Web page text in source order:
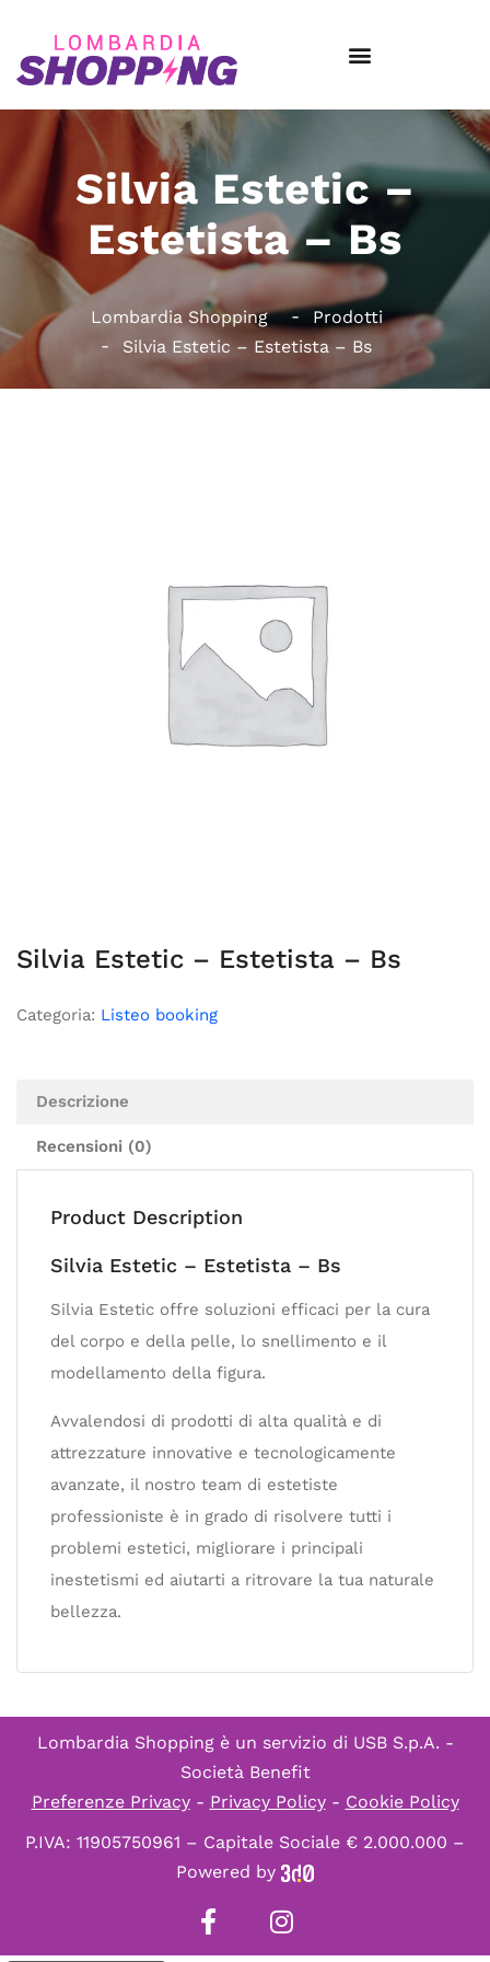
Silvia Estetic –
Estetista – Bs
Lombardia Shopping
Prodotti
Silvia Estetic – Estetista – Bs
Silvia Estetic – Estetista – Bs
Categoria: Listeo booking
Descrizione
Recensioni (0)
Product Description
Silvia Estetic – Estetista – Bs
Silvia Estetic offre soluzioni efficaci per la cura
del corpo e della pelle, lo snellimento e il
modellamento della figura.
Avvalendosi di prodotti di alta qualità e di
attrezzature innovative e tecnologicamente
avanzate, il nostro team di estetiste
professioniste è in grado di risolvere tutti i
problemi estetici, migliorare i principali
inestetismi ed aiutarti a ritrovare la tua naturale
bellezza.
Lombardia Shopping è un servizio di USB S.p.A. -
Società Benefit
Preferenze Privacy- Privacy Policy- Cookie Policy
P.IVA: 11905750961 – Capitale Sociale € 2.000.000 –
Powered by